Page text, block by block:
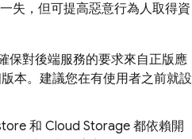
失，但可提高惡意行為人取得資
保對後端服務的要求來自正版應
本。建議您在有使用者之前就設
和 Cloud Storage 都依賴開